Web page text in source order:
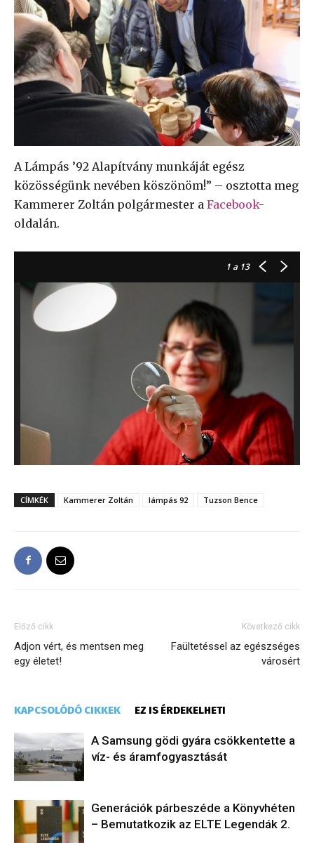
A Lámpás ’92 Alapítvány munkáját egész
közösségünk nevében köszönöm!” – osztotta meg
Kammerer Zoltán polgármester a Facebook-
oldalán.
1 a 13
CÍMKÉK Kammerer Zoltán lámpás 92 Tuzson Bence
Előző cikk
Adjon vért, és mentsen meg
egy életet!
Következő cikk
Faültetéssel az egészséges
városért
KAPCSOLÓDÓ CIKKEK EZ IS ÉRDEKELHETI
A Samsung gödi gyára csökkentette a
víz- és áramfogyasztását
Generációk párbeszéde a Könyvhéten
– Bemutatkozik az ELTE Legendák 2.